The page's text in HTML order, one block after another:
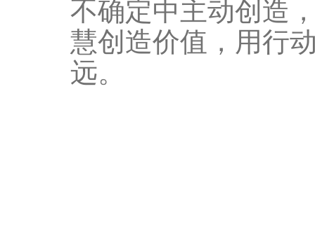
不确定中主动创造
慧创造价值，用行
远。